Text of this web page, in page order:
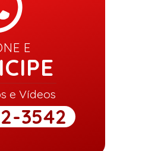
E
e Vídeos
3542